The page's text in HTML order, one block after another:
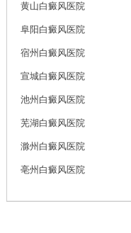
黄山白癜风医院
阜阳白癜风医院
宿州白癜风医院
宣城白癜风医院
池州白癜风医院
芜湖白癜风医院
滁州白癜风医院
亳州白癜风医院